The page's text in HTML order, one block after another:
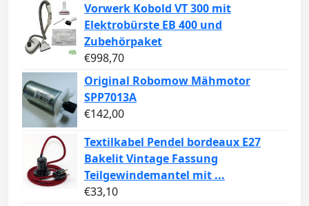
Vorwerk Kobold VT 300 mit
Elektrobürste EB 400 und
Zubehörpaket
€998,70
Original Robomow Mähmotor
SPP7013A
€142,00
Textilkabel Pendel bordeaux E27
Bakelit Vintage Fassung
Teilgewindemantel mit ...
€33,10